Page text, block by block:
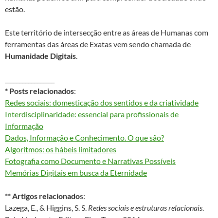
estão.
Este território de intersecção entre as áreas de Humanas com
ferramentas das áreas de Exatas vem sendo chamada de
Humanidade Digitais.
* Posts relacionados:
Redes sociais: domesticação dos sentidos e da criatividade
Interdisciplinaridade: essencial para profissionais de
Informação
Dados, Informação e Conhecimento. O que são?
Algoritmos: os hábeis limitadores
Fotografia como Documento e Narrativas Possíveis
Memórias Digitais em busca da Eternidade
**Artigos relacionados:
Lazega, E., & Higgins, S. S. Redes sociais e estruturas relacionais.